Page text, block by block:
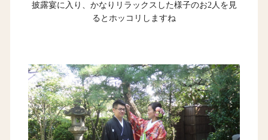
披露宴に入り、かなりリラックスした様子のお2人を見
るとホッコリしますね